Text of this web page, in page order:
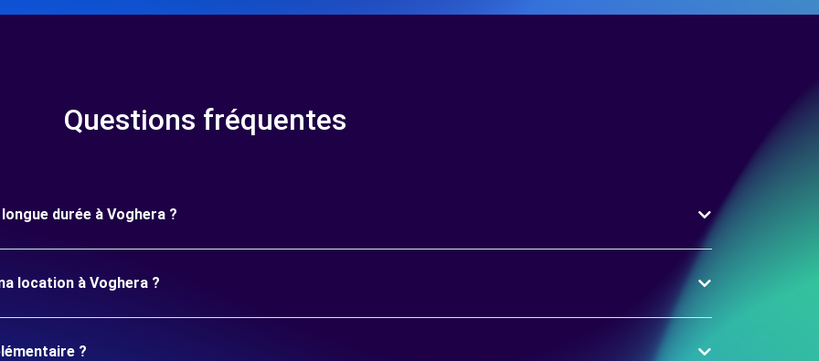
Questions fréquentes
durée à Voghera ?
location à Voghera ?
?